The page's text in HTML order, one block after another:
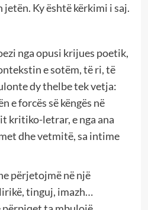
jetën. Ky është kërkimi i saj.
nga opusi krijues poetik,
e sotëm, të ri, të
dy thelbe tek vetja:
e forcës së këngës në
kritiko-letrar, e nga ana
dhe vetmitë, sa intime
përjetojmë në një
tinguj, imazh…